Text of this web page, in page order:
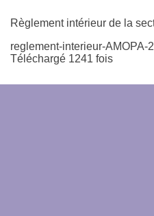
Règlement intérieur de la
reglement-interieur-AMOPA-
Téléchargé 1241 fois